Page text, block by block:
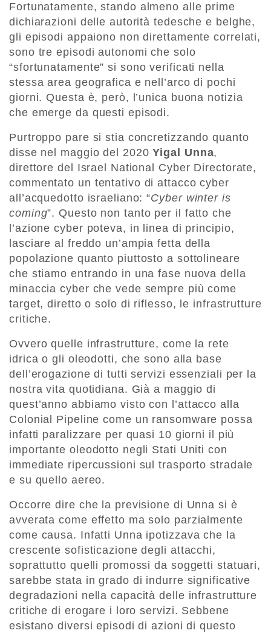
Fortunatamente, stando almeno alle prime
dichiarazioni delle autorità tedesche e belghe,
gli episodi appaiono non direttamente correlati,
sono tre episodi autonomi che solo
“sfortunatamente” si sono verificati nella
stessa area geografica e nell’arco di pochi
giorni. Questa è, però, l’unica buona notizia
che emerge da questi episodi.
Purtroppo pare si stia concretizzando quanto
disse nel maggio del 2020Yigal Unna,
direttore del Israel National Cyber Directorate,
commentato un tentativo di attacco cyber
all’acquedotto israeliano: “Cyber winter is
coming”. Questo non tanto per il fatto che
l’azione cyber poteva, in linea di principio,
lasciare al freddo un’ampia fetta della
popolazione quanto piuttosto a sottolineare
che stiamo entrando in una fase nuova della
minaccia cyber che vede sempre più come
target, diretto o solo di riflesso, le infrastrutture
critiche.
Ovvero quelle infrastrutture, come la rete
idrica o gli oleodotti, che sono alla base
dell’erogazione di tutti servizi essenziali per la
nostra vita quotidiana. Già a maggio di
quest’anno abbiamo visto con l’attacco alla
Colonial Pipeline come un ransomware possa
infatti paralizzare per quasi 10 giorni il più
importante oleodotto negli Stati Uniti con
immediate ripercussioni sul trasporto stradale
e su quello aereo.
Occorre dire che la previsione di Unna si è
avverata come effetto ma solo parzialmente
come causa. Infatti Unna ipotizzava che la
crescente sofisticazione degli attacchi,
soprattutto quelli promossi da soggetti statuari,
sarebbe stata in grado di indurre significative
degradazioni nella capacità delle infrastrutture
critiche di erogare i loro servizi. Sebbene
esistano diversi episodi di azioni di questo